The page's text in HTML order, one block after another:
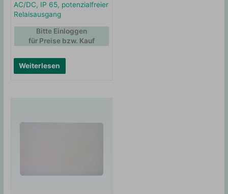
AC/DC, IP 65, potenzialfreier
Relaisausgang
Weiterlesen
Bitte Einloggen
für Preise bzw. Kauf